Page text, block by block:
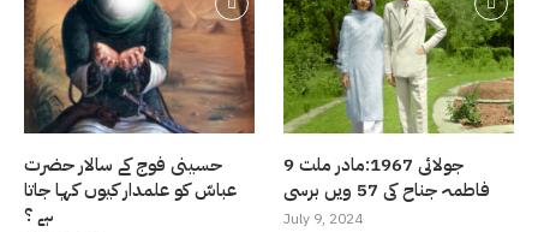
حسینی فوج کے سالار حضرت
عباسّ کو علمدار کیوں کہا جاتا
ہے ؟
9 جولائی 1967:مادر ملت
فاطمہ جناح کی 57 ویں برسی
July 9, 2024